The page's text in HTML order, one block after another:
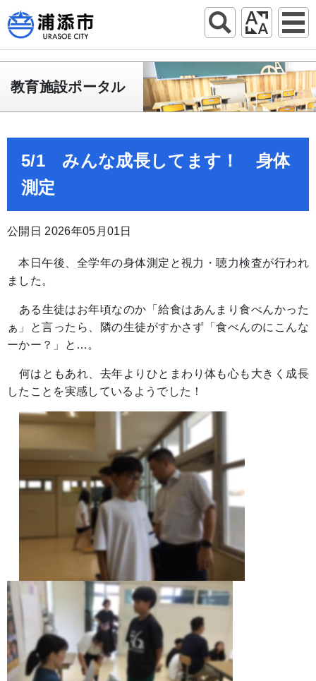
教育施設ポータル
5/1 みんな成長してます！ 身体
測定
公開日 2026年05月01日
本日午後、全学年の身体測定と視力・聴力検査が行われ
ました。
ある生徒はお年頃なのか「給食はあんまり食べんかった
ぁ」と言ったら、隣の生徒がすかさず「食べんのにこんな
ーかー？」と…。
何はともあれ、去年よりひとまわり体も心も大きく成長
したことを実感しているようでした！